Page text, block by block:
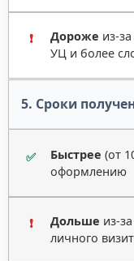
❗ Дороже из-
УЦ и более
5. Сроки
✅ Быстрее (от
оформлению
❗ Дольше из-
личного